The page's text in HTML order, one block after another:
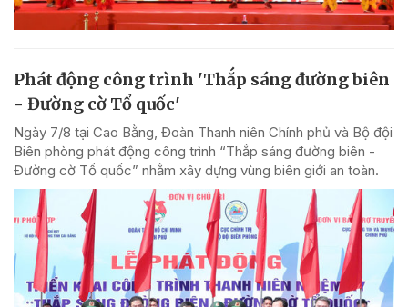
Phát động công trình 'Thắp sáng đường biên
- Đường cờ Tổ quốc'
Ngày 7/8 tại Cao Bằng, Đoàn Thanh niên Chính phủ và Bộ đội
Biên phòng phát động công trình “Thắp sáng đường biên -
Đường cờ Tổ quốc” nhằm xây dựng vùng biên giới an toàn.